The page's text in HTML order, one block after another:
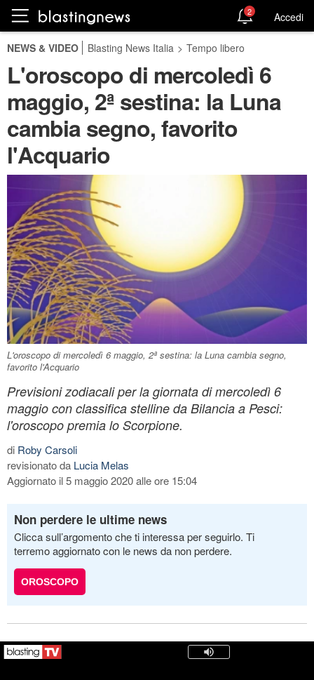
2 Accedi
NEWS & VIDEO Blasting News Italia > Tempo libero
L'oroscopo di mercoledì 6
maggio, 2ª sestina: la Luna
cambia segno, favorito
l'Acquario
L'oroscopo di mercoledì 6 maggio, 2ª sestina: la Luna cambia segno,
favorito l'Acquario
Previsioni zodiacali per la giornata di mercoledì 6
maggio con classifica stelline da Bilancia a Pesci:
l'oroscopo premia lo Scorpione.
di Roby Carsoli
revisionato da Lucia Melas
Aggiornato il 5 maggio 2020 alle ore 15:04
Non perdere le ultime news
Clicca sull’argomento che ti interessa per seguirlo. Ti
terremo aggiornato con le news da non perdere.
OROSCOPO